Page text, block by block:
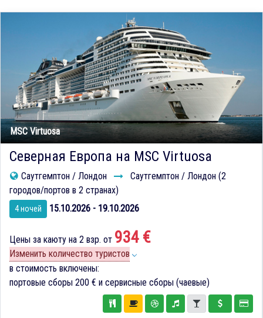
MSC Virtuosa
Северная Европа на MSC Virtuosa
Саутгемптон / Лондон
Саутгемптон / Лондон (2
городов/портов в 2 странах)
4 ночей 15.10.2026 - 19.10.2026
Цены за каюту на 2 взр. от 934 €
Изменить количество туристов
в стоимость включены:
портовые сборы 200 € и сервисные сборы (чаевые)